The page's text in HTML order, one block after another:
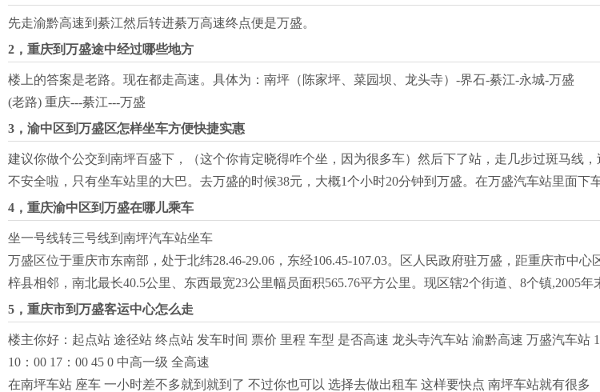
先走渝黔高速到綦江然后转进綦万高速终点便是万盛。
2，重庆到万盛途中经过哪些地方
楼上的答案是老路。现在都走高速。具体为：南坪（陈家坪、菜园坝、龙头寺）-界石-綦江-永城-万盛
(老路) 重庆---綦江---万盛
3，渝中区到万盛区怎样坐车方便快捷实惠
建议你做个公交到南坪百盛下，（这个你肯定晓得咋个坐，因为很多车）然后下了站，走几步过斑马线
不安全啦，只有坐车站里的大巴。去万盛的时候38元，大概1个小时20分钟到万盛。在万盛汽车站里面下
4，重庆渝中区到万盛在哪儿乘车
坐一号线转三号线到南坪汽车站坐车
万盛区位于重庆市东南部，处于北纬28.46-29.06，东经106.45-107.03。区人民政府驻万盛，距重庆市中
梓县相邻，南北最长40.5公里、东西最宽23公里幅员面积565.76平方公里。现区辖2个街道、8个镇,2005
5，重庆市到万盛客运中心怎么走
楼主你好：起点站 途径站 终点站 发车时间 票价 里程 车型 是否高速 龙头寺汽车站 渝黔高速 万盛汽车站
10：00 17：00 45 0 中高一级 全高速
在南坪车站 座车 一小时差不多就到就到了 不过你也可以 选择去做出租车 这样要快点 南坪车站就有很多